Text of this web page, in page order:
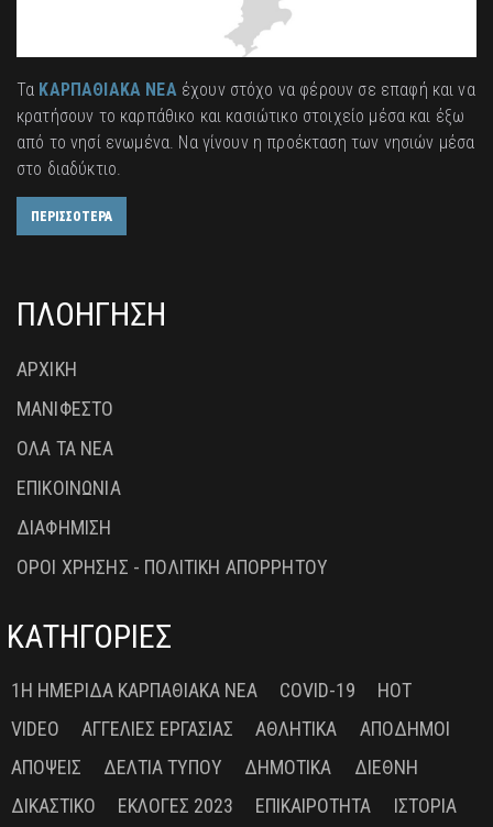
Τα ΚΑΡΠΑΘΙΑΚΑ ΝΕΑέχουν στόχο να φέρουν σε επαφή και να
κρατήσουν το καρπάθικο και κασιώτικο στοιχείο μέσα και έξω
από το νησί ενωμένα. Να γίνουν η προέκταση των νησιών μέσα
στο διαδύκτιο.
ΠΕΡΙΣΣΟΤΕΡΑ
ΠΛΟΗΓΗΣΗ
ΑΡΧΙΚΗ
ΜΑΝΙΦΕΣΤΟ
ΟΛΑ ΤΑ ΝΕΑ
ΕΠΙΚΟΙΝΩΝΙΑ
ΔΙΑΦΗΜΙΣΗ
ΟΡΟΙ ΧΡΗΣΗΣ - ΠΟΛΙΤΙΚΗ ΑΠΟΡΡΗΤΟΥ
ΚΑΤΗΓΟΡΙΕΣ
1Η ΗΜΕΡΊΔΑ ΚΑΡΠΑΘΙΑΚΆ ΝΈΑ COVID-19
HOT
VIDEO
ΑΓΓΕΛΊΕΣ ΕΡΓΑΣΊΑΣ ΑΘΛΗΤΙΚΆ
ΑΠΌΔΗΜΟΙ
ΑΠΌΨΕΙΣ
ΔΕΛΤΊΑ ΤΎΠΟΥ ΔΗΜΟΤΙΚΆ
ΔΙΕΘΝΉ
ΔΙΚΑΣΤΙΚΌ
ΕΚΛΟΓΈΣ 2023 ΕΠΙΚΑΙΡΌΤΗΤΑ ΙΣΤΟΡΊΑ